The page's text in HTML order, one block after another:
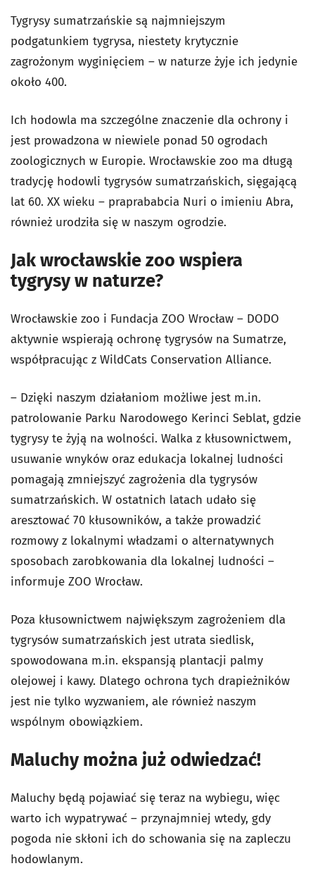
Tygrysy sumatrzańskie są najmniejszym
podgatunkiem tygrysa, niestety krytycznie
zagrożonym wyginięciem – w naturze żyje ich jedynie
około 400.
Ich hodowla ma szczególne znaczenie dla ochrony i
jest prowadzona w niewiele ponad 50 ogrodach
zoologicznych w Europie. Wrocławskie zoo ma długą
tradycję hodowli tygrysów sumatrzańskich, sięgającą
lat 60. XX wieku – praprababcia Nuri o imieniu Abra,
również urodziła się w naszym ogrodzie.
Jak wrocławskie zoo wspiera
tygrysy w naturze?
Wrocławskie zoo i Fundacja ZOO Wrocław – DODO
aktywnie wspierają ochronę tygrysów na Sumatrze,
współpracując z WildCats Conservation Alliance.
– Dzięki naszym działaniom możliwe jest m.in.
patrolowanie Parku Narodowego Kerinci Seblat, gdzie
tygrysy te żyją na wolności. Walka z kłusownictwem,
usuwanie wnyków oraz edukacja lokalnej ludności
pomagają zmniejszyć zagrożenia dla tygrysów
sumatrzańskich. W ostatnich latach udało się
aresztować 70 kłusowników, a także prowadzić
rozmowy z lokalnymi władzami o alternatywnych
sposobach zarobkowania dla lokalnej ludności –
informuje ZOO Wrocław.
Poza kłusownictwem największym zagrożeniem dla
tygrysów sumatrzańskich jest utrata siedlisk,
spowodowana m.in. ekspansją plantacji palmy
olejowej i kawy. Dlatego ochrona tych drapieżników
jest nie tylko wyzwaniem, ale również naszym
wspólnym obowiązkiem.
Maluchy można już odwiedzać!
Maluchy będą pojawiać się teraz na wybiegu, więc
warto ich wypatrywać – przynajmniej wtedy, gdy
pogoda nie skłoni ich do schowania się na zapleczu
hodowlanym.